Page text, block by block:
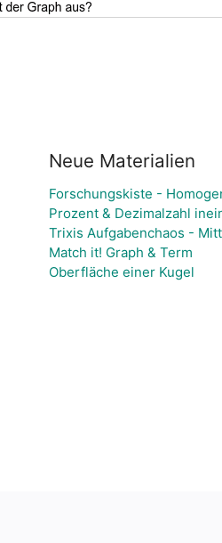
Neue Materialien
Forschungskiste -
Prozent & Dezimalzahl
Trixis Aufgabenchaos -
Match it! Graph & Term
Oberfläche einer Kugel